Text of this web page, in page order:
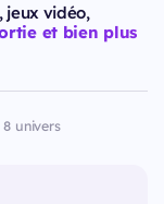
jeux vidéo,
et bien plus
univers